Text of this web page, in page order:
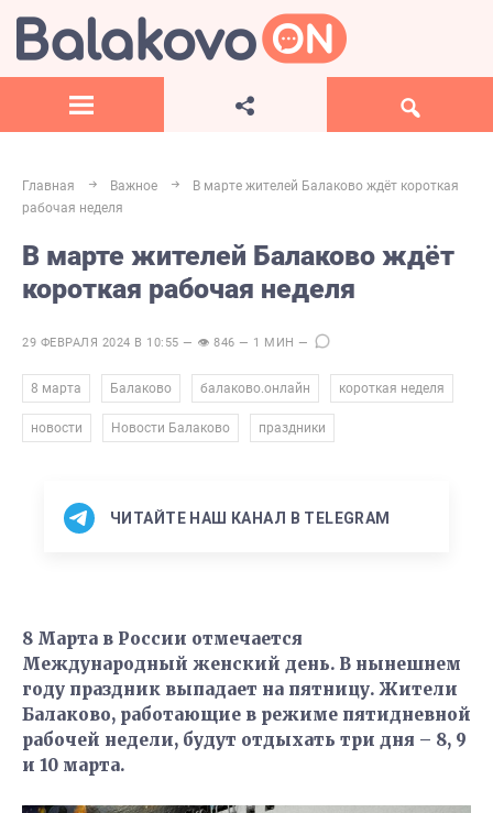
Главная Важное
В марте жителей Балаково ждёт короткая
рабочая неделя
В марте жителей Балаково ждёт
короткая рабочая неделя
29 ФЕВРАЛЯ 2024 В 10:55 — 👁 846 — 1 МИН —
8 марта Балаково балаково.онлайн короткая неделя
новости Новости Балаково праздники
ЧИТАЙТЕ НАШ КАНАЛ В TELEGRAM
8 Марта в России отмечается
Международный женский день. В нынешнем
году праздник выпадает на пятницу. Жители
Балаково, работающие в режиме пятидневной
рабочей недели, будут отдыхать три дня – 8, 9
и 10 марта.